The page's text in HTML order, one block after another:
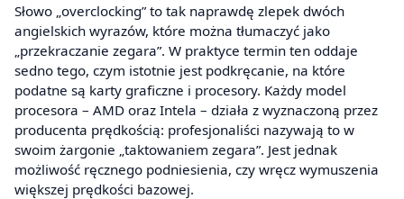
Słowo „overclocking” to tak naprawdę zlepek dwóch
angielskich wyrazów, które można tłumaczyć jako
„przekraczanie zegara”. W praktyce termin ten oddaje
sedno tego, czym istotnie jest podkręcanie, na które
podatne są karty graficzne i procesory. Każdy model
procesora – AMD oraz Intela – działa z wyznaczoną przez
producenta prędkością: profesjonaliści nazywają to w
swoim żargonie „taktowaniem zegara”. Jest jednak
możliwość ręcznego podniesienia, czy wręcz wymuszenia
większej prędkości bazowej.